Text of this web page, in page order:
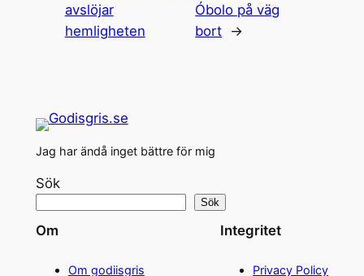
avslöjar
hemligheten
Óbolo på väg
bort →
Jag har ändå inget bättre för mig
Sök
Sök
Om
Om godiisgris
Integritet
Privacy Policy